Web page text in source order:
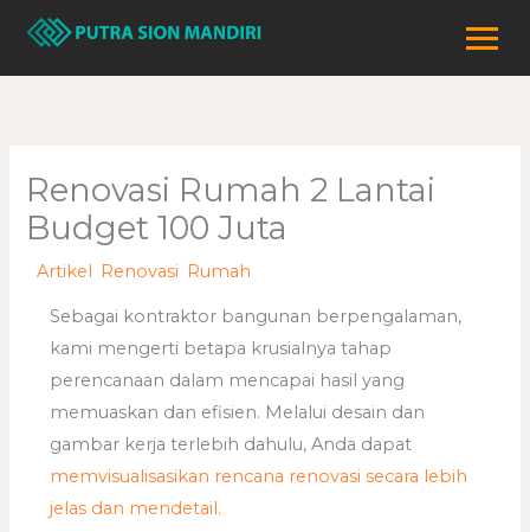
Lewati
konten
Renovasi Rumah 2 Lantai
Budget 100 Juta
/Artikel Renovasi Rumah
Sebagai kontraktor bangunan berpengalaman,
kami mengerti betapa krusialnya tahap
perencanaan dalam mencapai hasil yang
memuaskan dan efisien. Melalui desain dan
gambar kerja terlebih dahulu, Anda dapat
memvisualisasikan rencana renovasi secara lebih
jelas dan mendetail.